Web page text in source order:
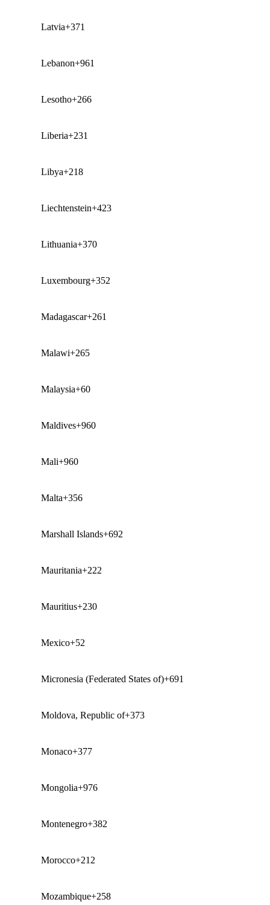
Latvia+371
Lebanon+961
Lesotho+266
Liberia+231
Libya+218
Liechtenstein+423
Lithuania+370
Luxembourg+352
Madagascar+261
Malawi+265
Malaysia+60
Maldives+960
Mali+960
Malta+356
Marshall Islands+692
Mauritania+222
Mauritius+230
Mexico+52
Micronesia (Federated States of)+691
Moldova, Republic of+373
Monaco+377
Mongolia+976
Montenegro+382
Morocco+212
Mozambique+258